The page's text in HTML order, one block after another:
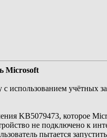
Microsoft
использованием учётных
KB5079473, которое
не подключено к
пытается